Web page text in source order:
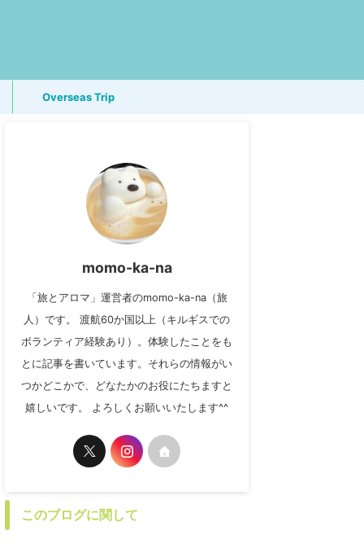
Overseas Trip
momo-ka-na
「旅とアロマ」運営者のmomo-ka-na（旅
人）です。 渡航60か国以上（キルギスでの
ボランティア経験あり）。体験したことをも
とに記事を書いています。それらの情報がい
つかどこかで、どなたかのお役にたちますと
嬉しいです。 よろしくお願いいたします^^
このブログに関して